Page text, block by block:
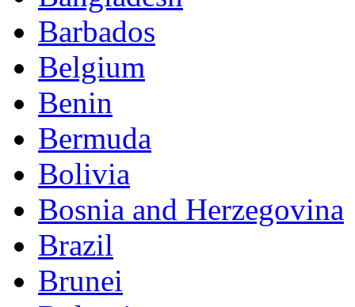
Barbados
Belgium
Benin
Bermuda
Bolivia
Bosnia and Herzegovina
Brazil
Brunei